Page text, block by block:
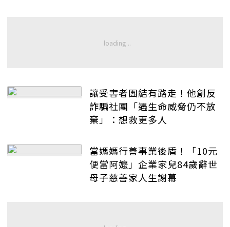
讓受害者團結有路走！他創反
詐騙社團「遇生命威脅仍不放
棄」：想救更多人
當媽媽行善事業後盾！「10元
便當阿嬤」企業家兒84歲辭世
母子慈善家人生謝幕